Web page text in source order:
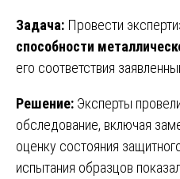
Задача: Провести
способности
его соответствия
Решение: Эксперты
обследование, включая
оценку состояния
испытания образцов